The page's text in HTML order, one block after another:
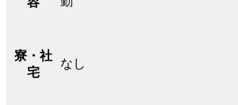
寮・社
宅
なし